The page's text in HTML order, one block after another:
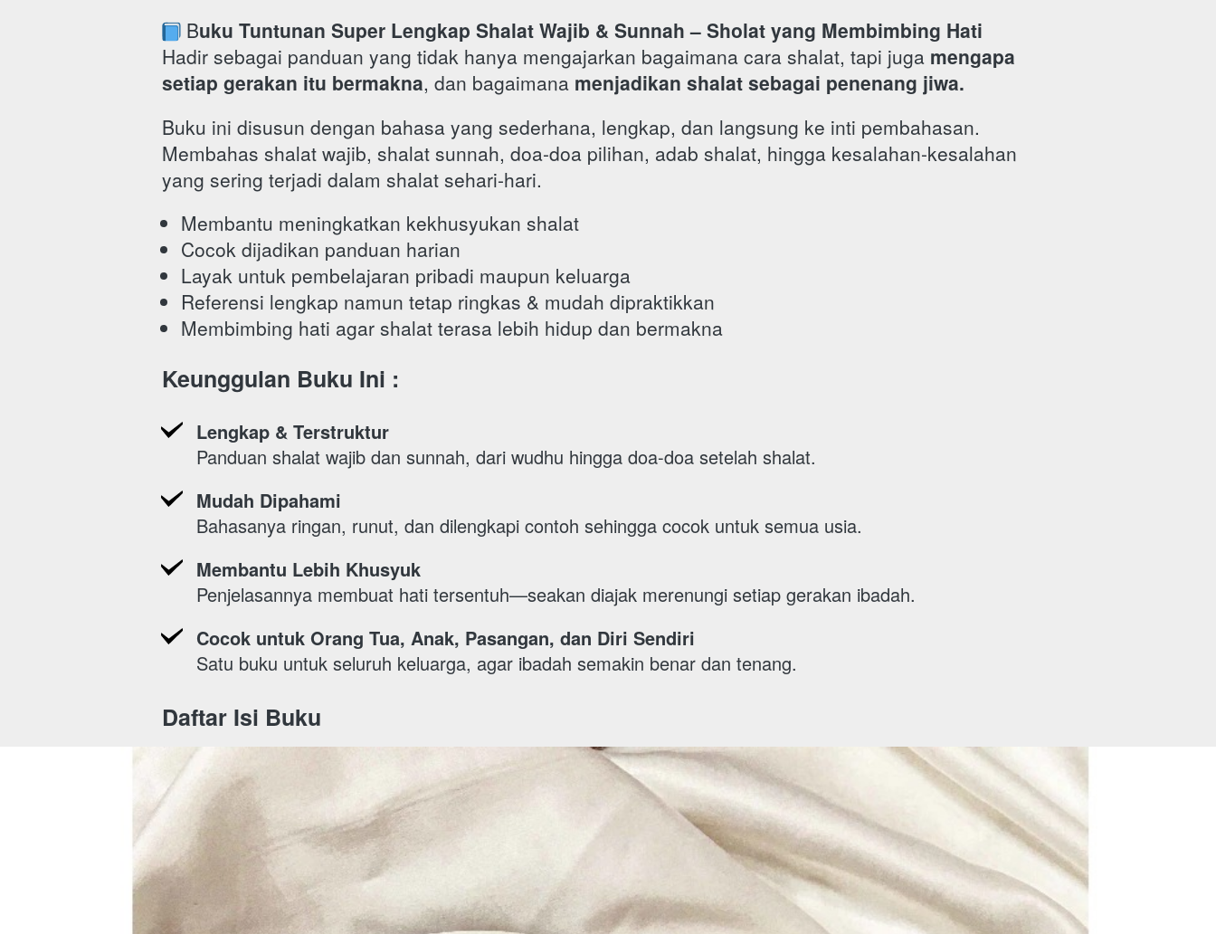
Buku Tuntunan Super Lengkap Shalat Wajib & Sunnah – Sholat yang Membimbing Hati
Hadir sebagai panduan yang tidak hanya mengajarkan bagaimana cara shalat, tapi juga mengapa
setiap gerakan itu bermakna, dan bagaimana menjadikan shalat sebagai penenang jiwa.
Buku ini disusun dengan bahasa yang sederhana, lengkap, dan langsung ke inti pembahasan.
Membahas shalat wajib, shalat sunnah, doa-doa pilihan, adab shalat, hingga kesalahan-kesalahan
yang sering terjadi dalam shalat sehari-hari.
Membantu meningkatkan kekhusyukan shalat
Cocok dijadikan panduan harian
Layak untuk pembelajaran pribadi maupun keluarga
Referensi lengkap namun tetap ringkas & mudah dipraktikkan
Membimbing hati agar shalat terasa lebih hidup dan bermakna
Keunggulan Buku Ini :
Lengkap & Terstruktur
Panduan shalat wajib dan sunnah, dari wudhu hingga doa-doa setelah shalat.
Mudah Dipahami
Bahasanya ringan, runut, dan dilengkapi contoh sehingga cocok untuk semua usia.
Membantu Lebih Khusyuk
Penjelasannya membuat hati tersentuh—seakan diajak merenungi setiap gerakan ibadah.
Cocok untuk Orang Tua, Anak, Pasangan, dan Diri Sendiri
Satu buku untuk seluruh keluarga, agar ibadah semakin benar dan tenang.
Daftar Isi Buku